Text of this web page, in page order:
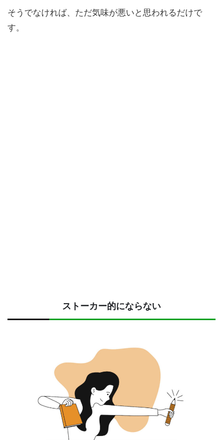
そうでなければ、ただ気味が悪いと思われるだけで
す。
ストーカー的にならない